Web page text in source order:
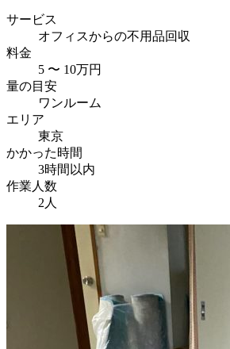
サービス
オフィスからの不用品回収
料金
5 〜 10万円
量の目安
ワンルーム
エリア
東京
かかった時間
3時間以内
作業人数
2人